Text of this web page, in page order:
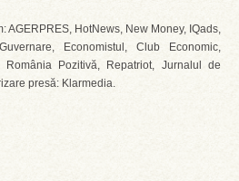
AGERPRES, HotNews, New Money, IQads,
Economistul, Club Economic,
România Pozitivă, Repatriot, Jurnalul de
presă: Klarmedia.